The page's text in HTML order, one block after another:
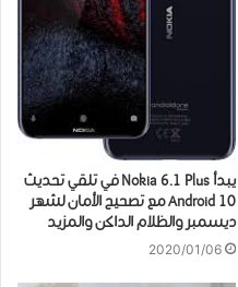
يبدأ Nokia 6.1 Plus في تلقي تحديث
Android 10 مع تصحيح الأمان لشهر
ديسمبر والظلام الداكن والمزيد
2020/01/06